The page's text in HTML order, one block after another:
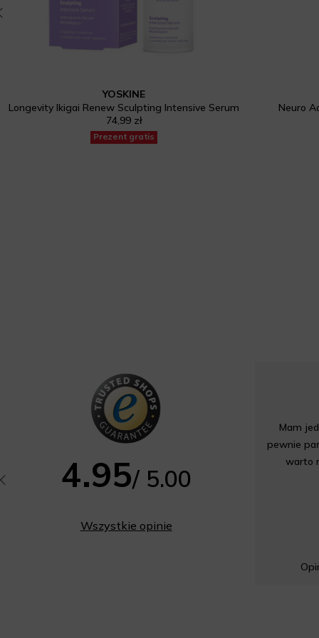
Prezent gratis
YOSKINE
Longevity Ikigai Renew Sculpting Intensive Serum
74,99 zł
Neuro
4.95/ 5.00
Wszystkie opinie
Mam
pewnie
warto